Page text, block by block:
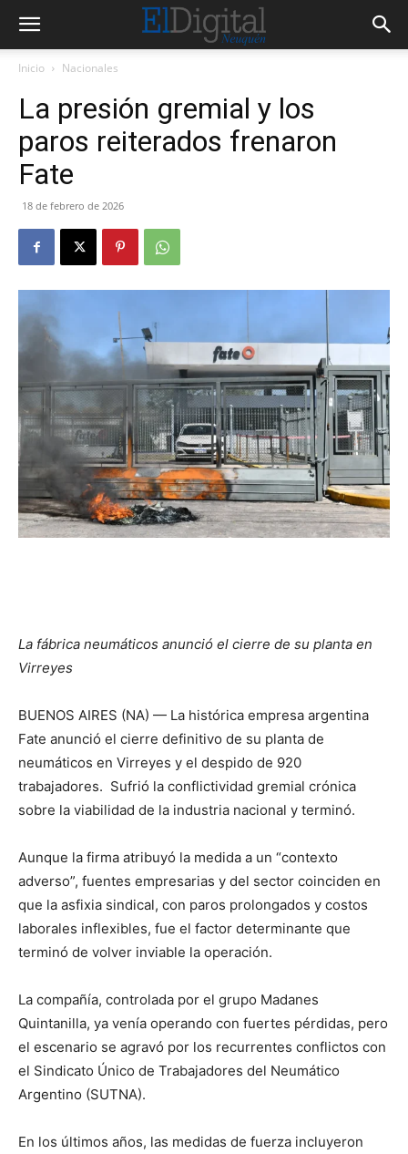
Inicio Nacionales
La presión gremial y los
paros reiterados frenaron
Fate
18 de febrero de 2026
La fábrica neumáticos anunció el cierre de su planta en
Virreyes
BUENOS AIRES (NA) — La histórica empresa argentina
Fate anunció el cierre definitivo de su planta de
neumáticos en Virreyes y el despido de 920
trabajadores. Sufrió la conflictividad gremial crónica
sobre la viabilidad de la industria nacional y terminó.
Aunque la firma atribuyó la medida a un “contexto
adverso”, fuentes empresarias y del sector coinciden en
que la asfixia sindical, con paros prolongados y costos
laborales inflexibles, fue el factor determinante que
terminó de volver inviable la operación.
La compañía, controlada por el grupo Madanes
Quintanilla, ya venía operando con fuertes pérdidas, pero
el escenario se agravó por los recurrentes conflictos con
el Sindicato Único de Trabajadores del Neumático
Argentino (SUTNA).
En los últimos años, las medidas de fuerza incluyeron